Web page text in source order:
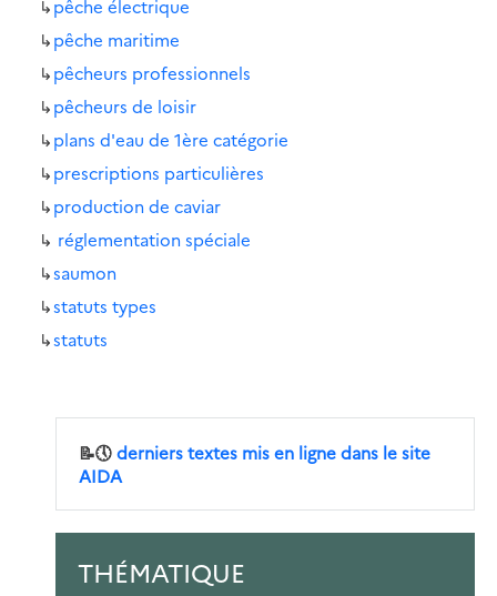
↳pêche électrique
↳pêche maritime
↳pêcheurs professionnels
↳pêcheurs de loisir
↳plans d'eau de 1ère catégorie
↳prescriptions particulières
↳production de caviar
↳ réglementation spéciale
↳saumon
↳statuts types
↳statuts
📝🕔derniers textes mis en ligne dans le site
AIDA
THÉMATIQUE